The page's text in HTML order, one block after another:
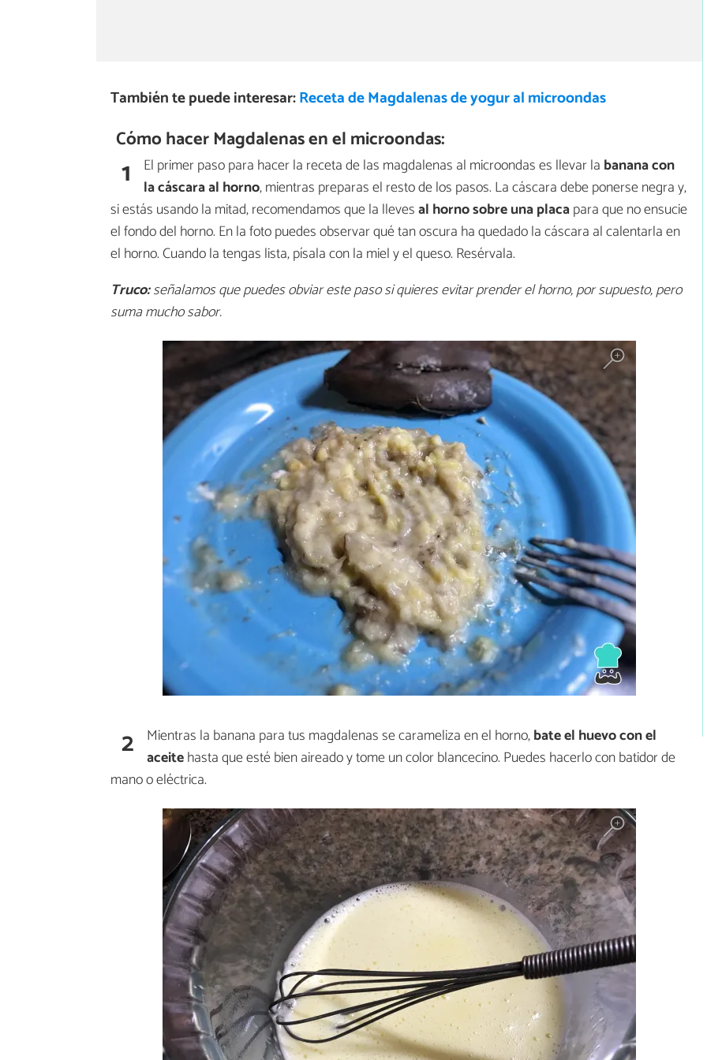
También te puede interesar:Receta de Magdalenas de yogur al microondas
Cómo hacer Magdalenas en el microondas:
1 El primer paso para hacer la receta de las magdalenas al microondas es llevar la banana con
la cáscara al horno, mientras preparas el resto de los pasos. La cáscara debe ponerse negra y,
si estás usando la mitad, recomendamos que la llevesal horno sobre una placapara que no ensucie
el fondo del horno. En la foto puedes observar qué tan oscura ha quedado la cáscara al calentarla en
el horno. Cuando la tengas lista, písala con la miel y el queso. Resérvala.
Truco:señalamos que puedes obviar este paso si quieres evitar prender el horno, por supuesto, pero
suma mucho sabor.
2 Mientras la banana para tus magdalenas se carameliza en el horno,bate el huevo con el
aceitehasta que esté bien aireado y tome un color blancecino. Puedes hacerlo con batidor de
mano o eléctrica.